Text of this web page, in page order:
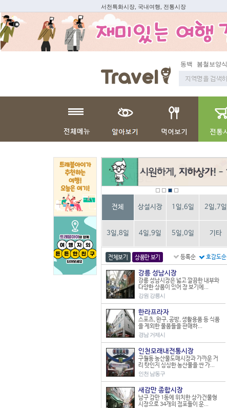
서천특화시장, 국내여행, 전통시장
동백 봄철보양식
전체 상설시장 1일,6일 2일,7일
3일,8일 4일,9일 5일,0일 기타
등록순 호감도순
전체보기 상품만 보기
강릉 성남시장
강릉 성남시장은 넓고 깔끔한 내부와
다양한 상품이 있어 장 보기에...
강원 강릉시
한라프라자
스포츠, 완구, 공방, 생활용품 등 식품
을 제외한 물품들을 판매하...
경남 거제시
인천모래내전통시장
구월동 농산물도매시장과 가까운 거
리 탓인지 싱싱한 농산물을 싼 가...
인천 남동구
새감만 종합시장
남구 감만 1동에 위치한 상가건물형
시장으로 34개의 점포들이 운...